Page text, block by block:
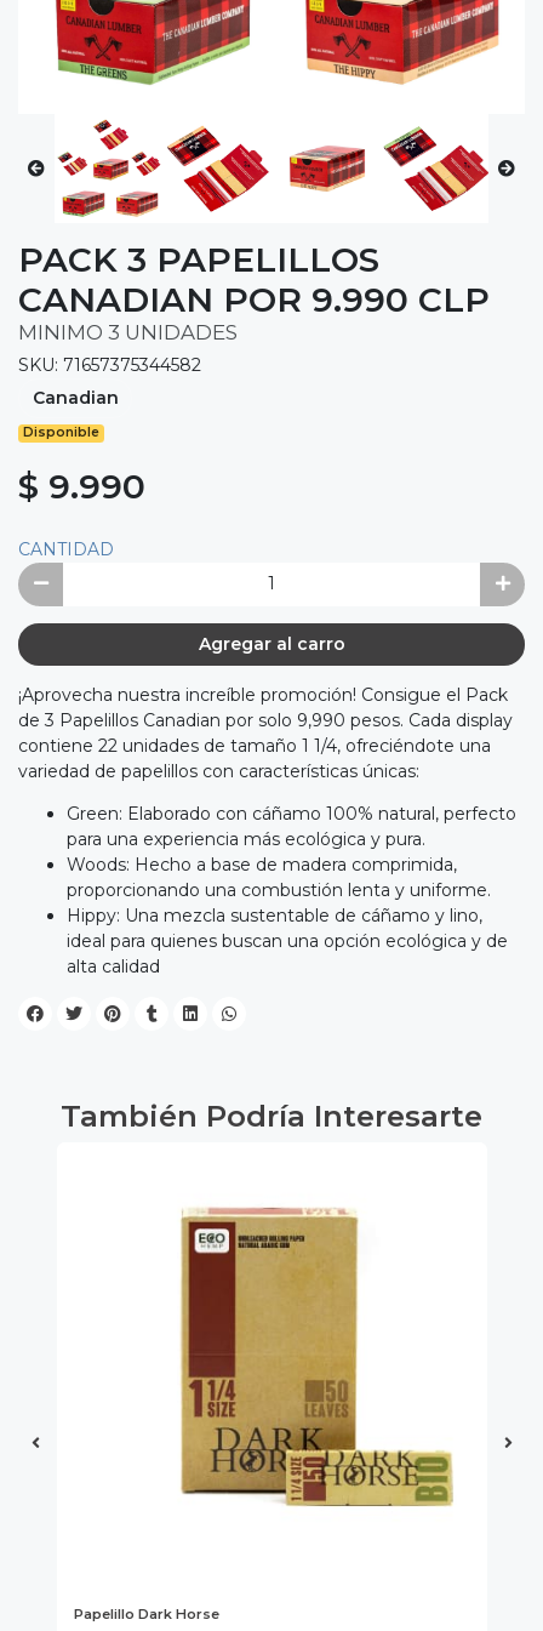
PACK 3 PAPELILLOS
CANADIAN POR 9.990 CLP
MINIMO 3 UNIDADES
SKU: 71657375344582
Canadian
Disponible
$ 9.990
CANTIDAD
Agregar al carro
¡Aprovecha nuestra increíble promoción! Consigue el Pack
de 3 Papelillos Canadian por solo 9,990 pesos. Cada display
contiene 22 unidades de tamaño 1 1/4, ofreciéndote una
variedad de papelillos con características únicas:
Green: Elaborado con cáñamo 100% natural, perfecto
para una experiencia más ecológica y pura.
Woods: Hecho a base de madera comprimida,
proporcionando una combustión lenta y uniforme.
Hippy: Una mezcla sustentable de cáñamo y lino,
ideal para quienes buscan una opción ecológica y de
alta calidad
También Podría Interesarte
Papelillo Dark Horse